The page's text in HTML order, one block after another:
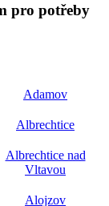
pro potřeby
Adamov
Albrechtice
Albrechtice nad
Vltavou
Alojzov